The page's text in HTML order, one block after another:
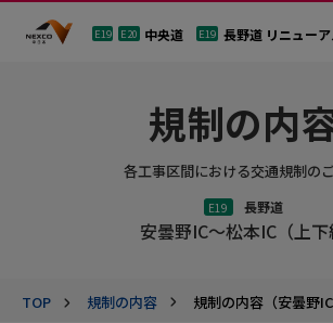
E19 E20 中央道 E19 長野道 リニュー
規制の内
各工事区間における交通規制の
E19 長野道
安曇野IC〜松本IC（上下
TOP 規制の内容 規制の内容（安曇野IC